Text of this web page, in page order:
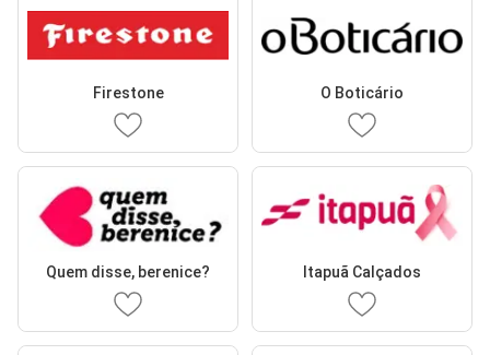
Firestone O Boticário
Quem disse, berenice? Itapuã Calçados